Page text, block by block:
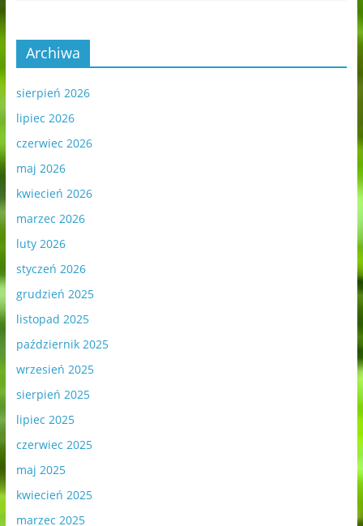
Archiwa
sierpień 2026
lipiec 2026
czerwiec 2026
maj 2026
kwiecień 2026
marzec 2026
luty 2026
styczeń 2026
grudzień 2025
listopad 2025
październik 2025
wrzesień 2025
sierpień 2025
lipiec 2025
czerwiec 2025
maj 2025
kwiecień 2025
marzec 2025